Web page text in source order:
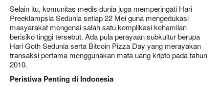
Selain itu, komunitas medis dunia juga memperingati Hari
Preeklampsia Sedunia setiap 22 Mei guna mengedukasi
masyarakat mengenai salah satu komplikasi kehamilan
berisiko tinggi tersebut. Ada pula perayaan subkultur berupa
Hari Goth Sedunia serta Bitcoin Pizza Day yang merayakan
transaksi pertama menggunakan mata uang kripto pada tahun
2010.
Peristiwa Penting di Indonesia